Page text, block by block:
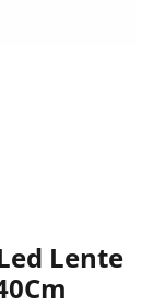
Lente